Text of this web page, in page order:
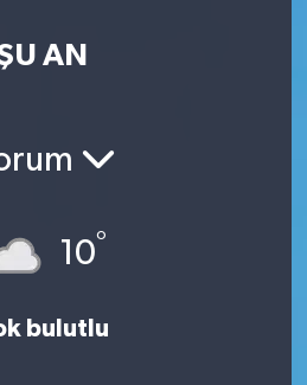
AN
10°
bulutlu
ve Fikstür